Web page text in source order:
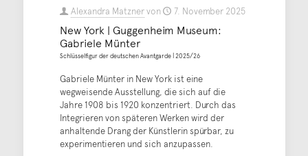
Alexandra Matznervon 7. November 2025
New York | Guggenheim Museum:
Gabriele Münter
Schlüsselfigur der deutschen Avantgarde | 2025/26
Gabriele Münter in New York ist eine
wegweisende Ausstellung, die sich auf die
Jahre 1908 bis 1920 konzentriert. Durch das
Integrieren von späteren Werken wird der
anhaltende Drang der Künstlerin spürbar, zu
experimentieren und sich anzupassen.